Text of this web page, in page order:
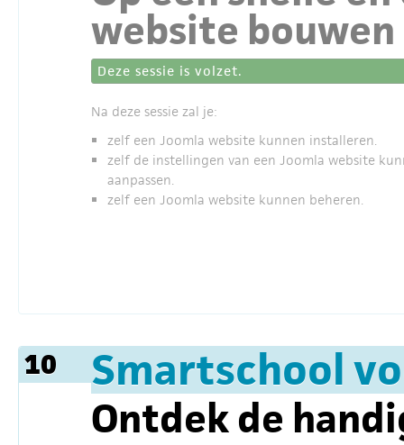
website bouwen
Deze sessie is volzet.
Na deze sessie zal je:
zelf een Joomla website kunnen installeren.
zelf de instellingen van een Joomla website
aanpassen.
zelf een Joomla website kunnen beheren.
10 Smartschool
Ontdek de